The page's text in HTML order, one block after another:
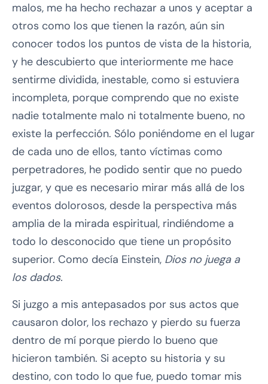
malos, me ha hecho rechazar a unos y aceptar a
otros como los que tienen la razón, aún sin
conocer todos los puntos de vista de la historia,
y he descubierto que interiormente me hace
sentirme dividida, inestable, como si estuviera
incompleta, porque comprendo que no existe
nadie totalmente malo ni totalmente bueno, no
existe la perfección. Sólo poniéndome en el lugar
de cada uno de ellos, tanto víctimas como
perpetradores, he podido sentir que no puedo
juzgar, y que es necesario mirar más allá de los
eventos dolorosos, desde la perspectiva más
amplia de la mirada espiritual, rindiéndome a
todo lo desconocido que tiene un propósito
superior. Como decía Einstein, Dios no juega a
los dados.
Si juzgo a mis antepasados por sus actos que
causaron dolor, los rechazo y pierdo su fuerza
dentro de mí porque pierdo lo bueno que
hicieron también. Si acepto su historia y su
destino, con todo lo que fue, puedo tomar mis